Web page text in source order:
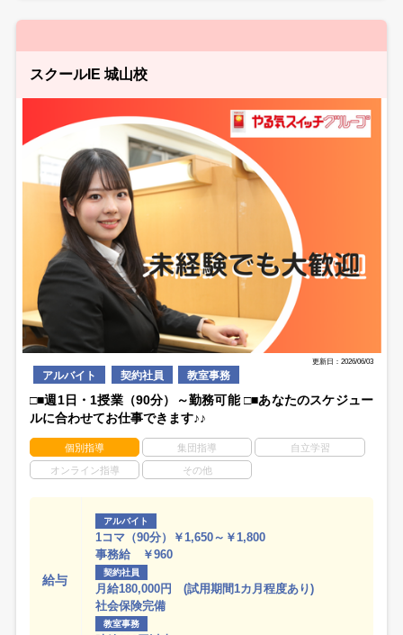
スクールIE 城山校
更新日：2026/06/03
アルバイト 契約社員 教室事務
□■週1日・1授業（90分）～勤務可能 □■あなたのスケジュー
ルに合わせてお仕事できます♪♪
個別指導 集団指導 自立学習
オンライン指導 その他
給与
アルバイト
1コマ（90分）￥1,650～￥1,800
事務給 ￥960
契約社員
月給180,000円 (試用期間1カ月程度あり)
社会保険完備
教室事務